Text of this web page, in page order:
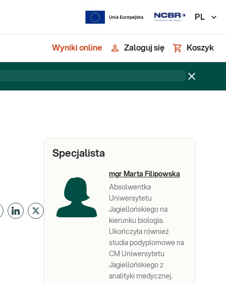
PL
Wyniki online Zaloguj się Koszyk
Specjalista
mgr Marta Filipowska
Absolwentka
Uniwersytetu
Jagiellońskiego na
kierunku biologia.
Ukończyła również
studia podyplomowe na
CM Uniwersytetu
Jagiellońskiego z
analityki medycznej.